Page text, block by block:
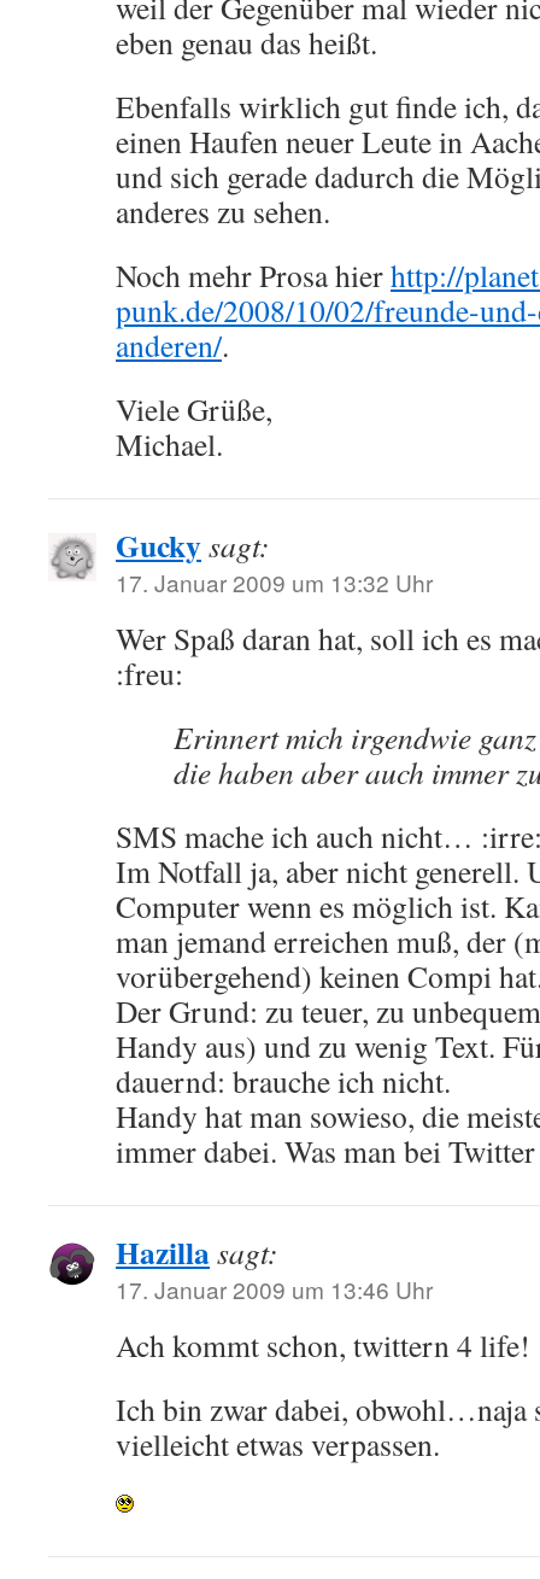
eben genau das heißt.
Ebenfalls wirklich gut finde ich,
einen Haufen neuer Leute in
und sich gerade dadurch die
anderes zu sehen.
Noch mehr Prosa hierhttp://
punk.de/2008/10/02/freunde-
anderen/.
Viele Grüße,
Michael.
Guckysagt:
17. Januar 2009 um 13:32 Uhr
Wer Spaß daran hat, soll ich es
:freu:
Erinnert mich irgendwie
die haben aber auch immer
SMS mache ich auch nicht…
Im Notfall ja, aber nicht generell.
Computer wenn es möglich ist.
man jemand erreichen muß, der
vorübergehend) keinen Compi
Der Grund: zu teuer, zu
Handy aus) und zu wenig Text.
dauernd: brauche ich nicht.
Handy hat man sowieso, die
immer dabei. Was man bei
Hazillasagt:
17. Januar 2009 um 13:46 Uhr
Ach kommt schon, twittern 4 life!
Ich bin zwar dabei, obwohl…naja
vielleicht etwas verpassen.